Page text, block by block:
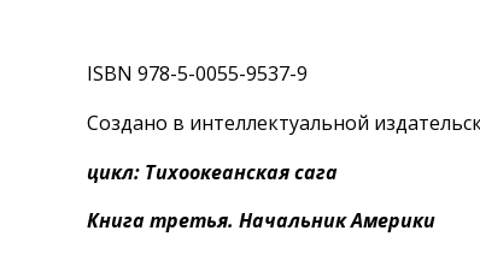
ISBN 978-5-0055-9537-9
Создано в интеллектуальной
цикл: Тихоокеанская сага
Книга третья. Начальник Америки